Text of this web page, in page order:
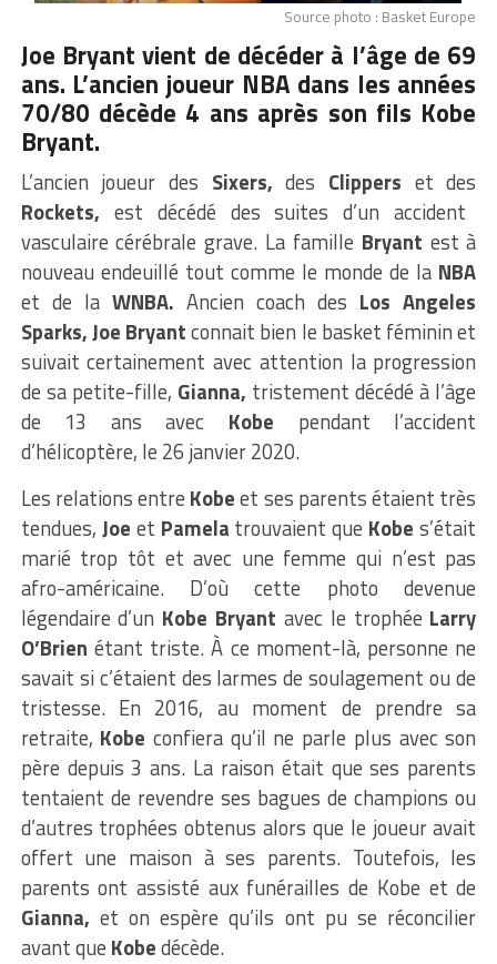
Source photo : Basket Europe
Joe Bryant vient de décéder à l’âge de 69
ans. L’ancien joueur NBA dans les années
70/80 décède 4 ans après son fils Kobe
Bryant.
L’ancien joueur des Sixers, des Clippers et des
Rockets, est décédé des suites d’un accident
vasculaire cérébrale grave. La famille Bryant est à
nouveau endeuillé tout comme le monde de la NBA
et de la WNBA. Ancien coach des Los Angeles
Sparks, Joe Bryantconnait bien le basket féminin et
suivait certainement avec attention la progression
de sa petite-fille, Gianna, tristement décédé à l’âge
de 13 ans avec Kobe pendant l’accident
d’hélicoptère, le 26 janvier 2020.
Les relations entre Kobeet ses parents étaient très
tendues, Joe et Pamela trouvaient que Kobe s’était
marié trop tôt et avec une femme qui n’est pas
afro-américaine. D’où cette photo devenue
légendaire d’un Kobe Bryant avec le trophée Larry
O’Brien étant triste. À ce moment-là, personne ne
savait si c’étaient des larmes de soulagement ou de
tristesse. En 2016, au moment de prendre sa
retraite, Kobe confiera qu’il ne parle plus avec son
père depuis 3 ans. La raison était que ses parents
tentaient de revendre ses bagues de champions ou
d’autres trophées obtenus alors que le joueur avait
offert une maison à ses parents. Toutefois, les
parents ont assisté aux funérailles de Kobe et de
Gianna, et on espère qu’ils ont pu se réconcilier
avant que Kobedécède.